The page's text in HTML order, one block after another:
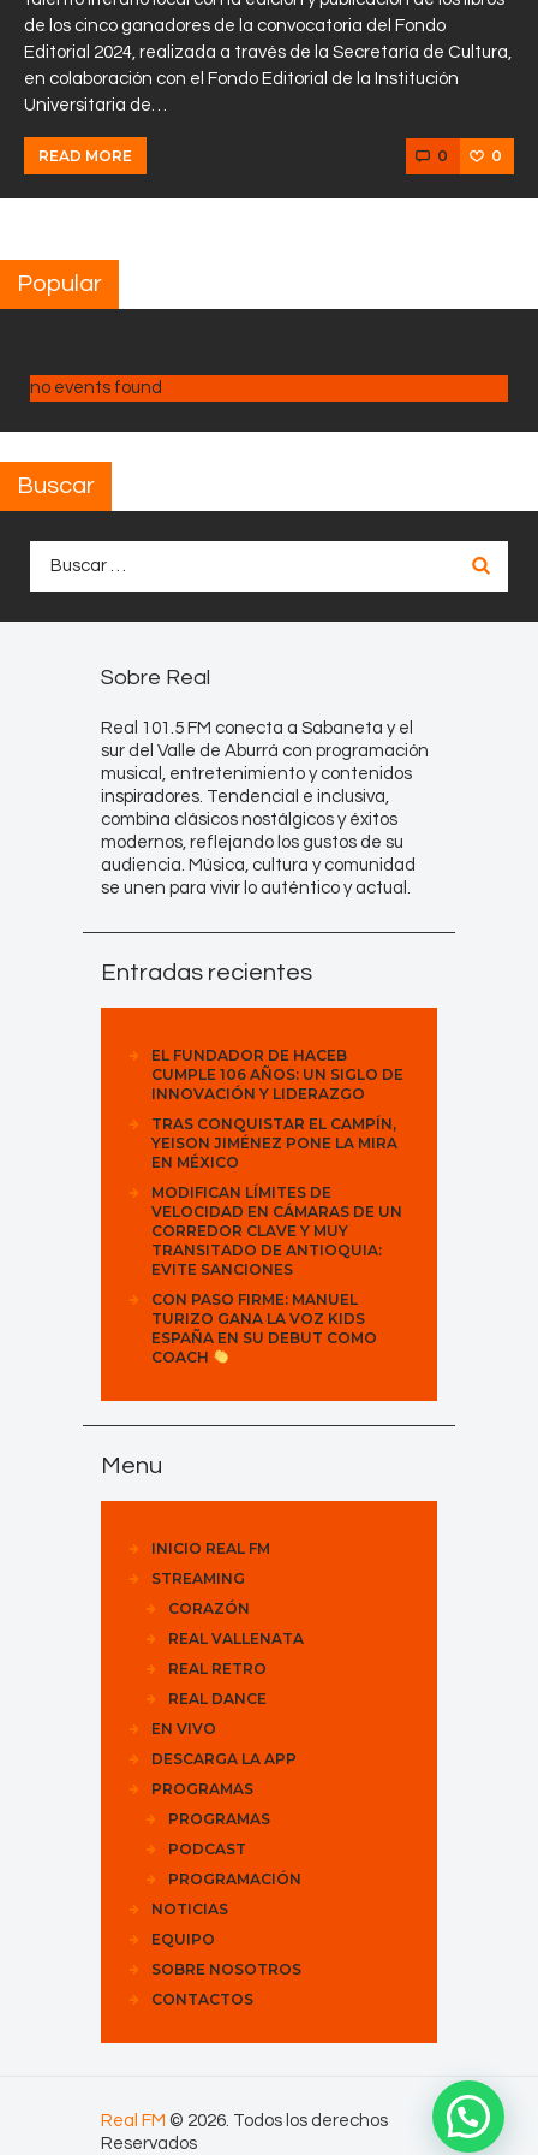
de los cinco ganadores de la convocatoria del Fondo
Editorial 2024, realizada a través de la Secretaría de Cultura,
en colaboración con el Fondo Editorial de la Institución
Universitaria de…
READ MORE 0 0
Popular
no events found
Buscar
Sobre Real
Real 101.5 FM conecta a Sabaneta y el
sur del Valle de Aburrá con programación
musical, entretenimiento y contenidos
inspiradores. Tendencial e inclusiva,
combina clásicos nostálgicos y éxitos
modernos, reflejando los gustos de su
audiencia. Música, cultura y comunidad
se unen para vivir lo auténtico y actual.
Entradas recientes
EL FUNDADOR DE HACEB
CUMPLE 106 AÑOS: UN SIGLO DE
INNOVACIÓN Y LIDERAZGO
TRAS CONQUISTAR EL CAMPÍN,
YEISON JIMÉNEZ PONE LA MIRA
EN MÉXICO
MODIFICAN LÍMITES DE
VELOCIDAD EN CÁMARAS DE UN
CORREDOR CLAVE Y MUY
TRANSITADO DE ANTIOQUIA:
EVITE SANCIONES
CON PASO FIRME: MANUEL
TURIZO GANA LA VOZ KIDS
ESPAÑA EN SU DEBUT COMO
COACH
Menu
INICIO REAL FM
STREAMING
CORAZÓN
REAL VALLENATA
REAL RETRO
REAL DANCE
EN VIVO
DESCARGA LA APP
PROGRAMAS
PROGRAMAS
PODCAST
PROGRAMACIÓN
NOTICIAS
EQUIPO
SOBRE NOSOTROS
CONTACTOS
Real FM © 2026. Todos los derechos
Reservados